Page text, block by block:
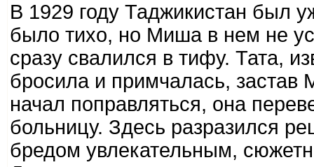
В 1929 году Таджикистан был
было тихо, но Миша в нем не
сразу свалился в тифу. Тата,
бросила и примчалась, застав
начал поправляться, она
больницу. Здесь разразился
бредом увлекательным,